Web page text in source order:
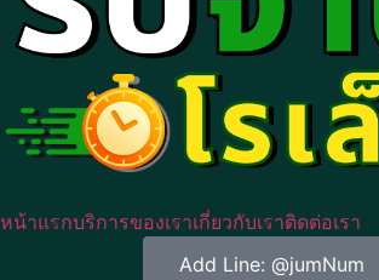
หน้าแรกบริการของเราเกี่ยวกับเราติดต่อเรา
Add Line: @jumNum